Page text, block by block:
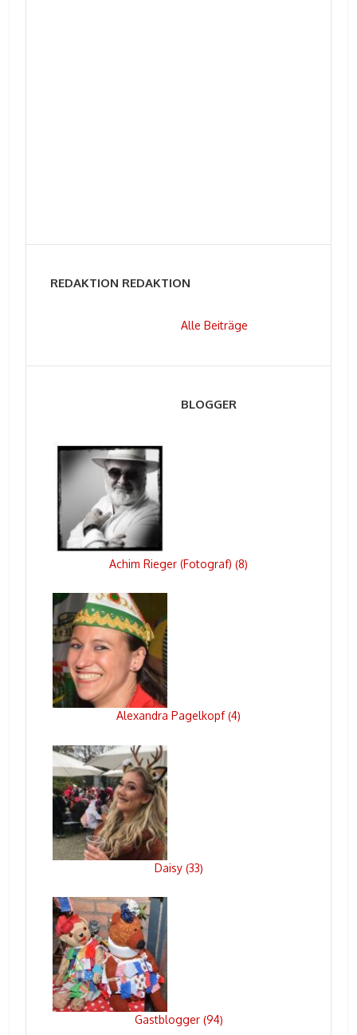
REDAKTION REDAKTION
Alle Beiträge
BLOGGER
Achim Rieger (Fotograf) (8)
Alexandra Pagelkopf(4)
Daisy (33)
Gastblogger (94)